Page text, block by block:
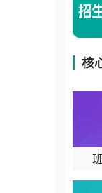
核